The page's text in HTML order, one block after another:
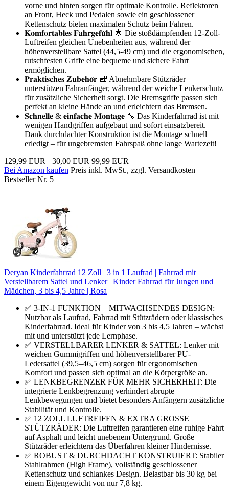
vorne und hinten sorgen für optimale Kontrolle. Reflektoren
an Front, Heck und Pedalen sowie ein geschlossener
Kettenschutz bieten maximalen Schutz beim Fahren.
𝐊𝐨𝐦𝐟𝐨𝐫𝐭𝐚𝐛𝐥𝐞𝐬 𝐅𝐚𝐡𝐫𝐠𝐞𝐟𝐮̈𝐡𝐥 🌟 Die stoßdämpfenden 12-Zoll-
Luftreifen gleichen Unebenheiten aus, während der
höhenverstellbare Sattel (44,5-49 cm) und die ergonomischen,
rutschfesten Griffe eine bequeme und sichere Fahrt
ermöglichen.
𝐏𝐫𝐚𝐤𝐭𝐢𝐬𝐜𝐡𝐞𝐬 𝐙𝐮𝐛𝐞𝐡𝐨̈𝐫 🎒 Abnehmbare Stützräder
unterstützen Fahranfänger, während der weiche Lenkerschutz
für zusätzliche Sicherheit sorgt. Die Bremsgriffe passen sich
perfekt an kleine Hände an und erleichtern das Bremsen.
𝐒𝐜𝐡𝐧𝐞𝐥𝐥𝐞 & 𝐞𝐢𝐧𝐟𝐚𝐜𝐡𝐞 𝐌𝐨𝐧𝐭𝐚𝐠𝐞 🔧 Das Kinderfahrrad ist mit
wenigen Handgriffen aufgebaut und sofort einsatzbereit.
Dank durchdachter Konstruktion ist die Montage schnell
erledigt – für ungebremsten Fahrspaß ohne lange Wartezeit!
129,99 EUR −30,00 EUR 99,99 EUR
Bei Amazon kaufen Preis inkl. MwSt., zzgl. Versandkosten
Bestseller Nr. 5
Deryan Kinderfahrrad 12 Zoll | 3 in 1 Laufrad | Fahrrad mit
Verstellbarem Sattel und Lenker | Kinder Fahrrad für Jungen und
Mädchen, 3 bis 4,5 Jahre | Rosa
✅ 3-IN-1 FUNKTION – MITWACHSENDES DESIGN:
Nutzbar als Laufrad, Fahrrad mit Stützrädern oder klassisches
Kinderfahrrad. Ideal für Kinder von 3 bis 4,5 Jahren – wächst
mit und unterstützt jede Lernphase.
✅ VERSTELLBARER LENKER & SATTEL: Lenker mit
weichen Gummigriffen und höhenverstellbarer PU-
Ledersattel (39,5–46,5 cm) sorgen für ergonomischen
Komfort und passen sich optimal an die Körpergröße an.
✅ LENKBEGRENZER FÜR MEHR SICHERHEIT: Die
integrierte Lenkbegrenzung verhindert abrupte
Lenkbewegungen und bietet besonders Anfängern zusätzliche
Stabilität und Kontrolle.
✅ 12 ZOLL LUFTREIFEN & EXTRA GROSSE
STÜTZRÄDER: Die Luftreifen garantieren eine ruhige Fahrt
auf Asphalt und leicht unebenem Untergrund. Große
Stützräder erleichtern das Überfahren kleiner Hindernisse.
✅ ROBUST & DURCHDACHT KONSTRUIERT: Stabiler
Stahlrahmen (High Frame), vollständig geschlossener
Kettenschutz und schlankes Design. Belastbar bis 30 kg bei
einem Eigengewicht von nur 7,8 kg.